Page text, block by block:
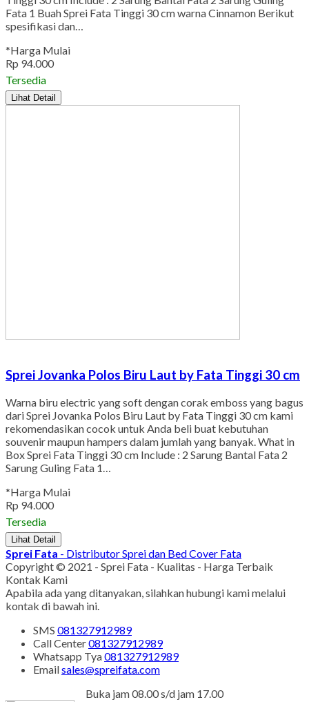
Fata 1 Buah Sprei Fata Tinggi 30 cm warna Cinnamon Berikut
spesifikasi dan…
*Harga Mulai
Rp 94.000
Tersedia
Lihat Detail
Sprei Jovanka Polos Biru Laut by Fata Tinggi 30 cm
Warna biru electric yang soft dengan corak emboss yang bagus
dari Sprei Jovanka Polos Biru Laut by Fata Tinggi 30 cm kami
rekomendasikan cocok untuk Anda beli buat kebutuhan
souvenir maupun hampers dalam jumlah yang banyak. What in
Box Sprei Fata Tinggi 30 cm Include : 2 Sarung Bantal Fata 2
Sarung Guling Fata 1…
*Harga Mulai
Rp 94.000
Tersedia
Lihat Detail
Sprei Fata - Distributor Sprei dan Bed Cover Fata
Copyright © 2021 - Sprei Fata - Kualitas - Harga Terbaik
Kontak Kami
Apabila ada yang ditanyakan, silahkan hubungi kami melalui
kontak di bawah ini.
SMS 081327912989
Call Center081327912989
Whatsapp Tya081327912989
Emailsales@spreifata.com
Buka jam 08.00 s/d jam 17.00